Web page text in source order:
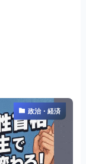
政治・経済